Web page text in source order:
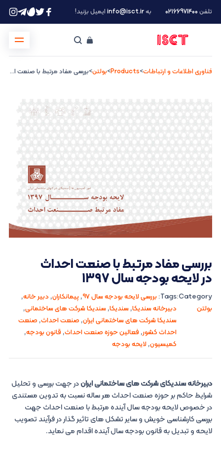
تلفن ۰۲۱66971400 بهinfo@isct.irایمیل بزنید!
فناوری اطلاعات و ارتباطات>
Products
>بولتن> بررسی مفاد مرتبط با صنعت احداث در لایحه بودجه سال ۱۳۹۷
بررسی مفاد مرتبط با صنعت احداث
در لایحه بودجه سال ۱۳۹۷
دبیرخانه سندیکای شرکت های ساختمانی ایراندر جهت بررسی و تحلیل
شرایط حاکم بر حوزه صنعت احداث هر ساله نسبت به تدوین مستندی
در خصوص لایحه بودجه سال آینده مرتبط با صنعت احداث جهت
بررسی کارشناسی خویش و سایر تشکل های تاثیر گذار در فرآیند تصویب
لایحه و تبدیل به قانون بودجه سال آینده اقدام می نماید.
Category:
بولتن
Tags: بررسی لایحه بودجه سال 97 ,پیمانکاران, دبیر خانه,
دبیرخانه سندیکا,سندیکا,سندیکا شرکت های ساختمانی,
سندیکا شرکت های ساختمانی ایران, صنعت احداث, صنعت
احداث کشور,فعالین حوزه صنعت احداث,قانون بودجه,
کمیسیون,لایحه بودجه